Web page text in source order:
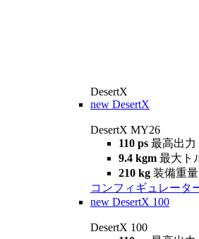
DesertX
new DesertX
DesertX MY26
110 ps 最高出力
9.4 kgm 最大ト
210 kg 装備重量
コンフィギュレータ
new DesertX 100
DesertX 100